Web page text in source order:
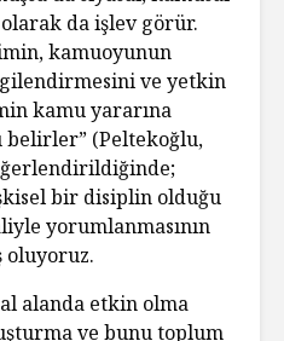
da işlev görür.
kamuoyunun
ve yetkin
kamu yararına
(Peltekoğlu,
bir disiplin olduğu
yorumlanmasının
oluyoruz.
alanda etkin olma
ve bunu toplum